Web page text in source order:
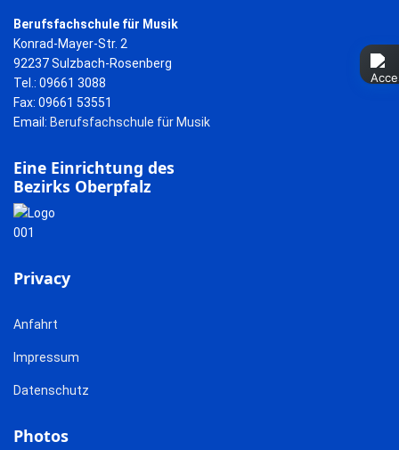
Berufsfachschule für Musik
Konrad-Mayer-Str. 2
92237 Sulzbach-Rosenberg
Tel.: 09661 3088
Fax: 09661 53551
Email: Berufsfachschule für Musik
Eine Einrichtung des
Bezirks Oberpfalz
Privacy
Anfahrt
Impressum
Datenschutz
Photos